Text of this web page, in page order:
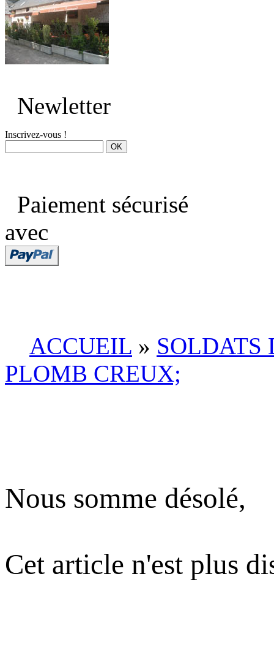
Newletter
Inscrivez-vous !
Paiement sécurisé
avec
ACCUEIL » SOLDATS
PLOMB CREUX;
Nous somme désolé,
Cet article n'est plus